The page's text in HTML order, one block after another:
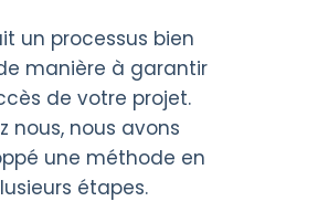
un processus bien
manière à garantir
de votre projet.
nous, nous avons
une méthode en
étapes.